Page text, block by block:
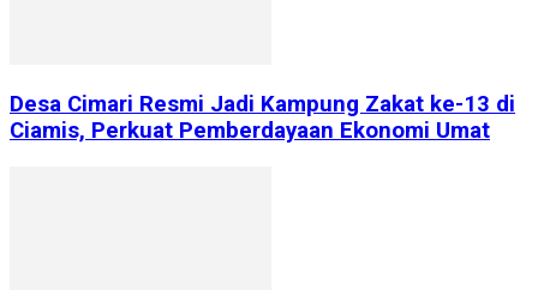
Desa Cimari Resmi Jadi Kampung Zakat ke-13 di
Ciamis, Perkuat Pemberdayaan Ekonomi Umat